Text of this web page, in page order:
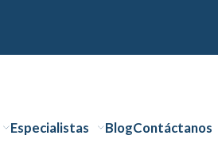
Especialistas BlogContáctanos